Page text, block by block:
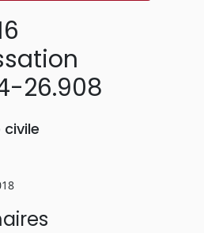
26.908